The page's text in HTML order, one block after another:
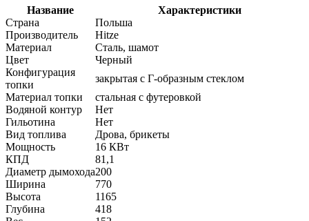
Название
Характеристики
Страна
Польша
Производитель
Hitze
Материал
Сталь, шамот
Цвет
Черный
Конфигурация
топки
закрытая с Г-образным стеклом
Материал топки
стальная с футеровкой
Водяной контур
Нет
Гильотина
Нет
Вид топлива
Дрова, брикеты
Мощность
16 КВт
КПД
81,1
Диаметр дымохода200
Ширина
770
Высота
1165
Глубина
418